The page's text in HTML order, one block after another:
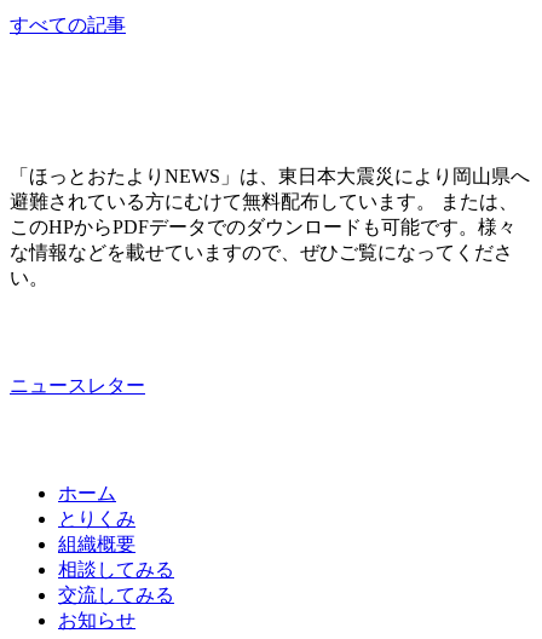
すべての記事
「ほっとおたよりNEWS」は、東日本大震災により岡山県へ
避難されている方にむけて無料配布しています。 または、
このHPからPDFデータでのダウンロードも可能です。様々
な情報などを載せていますので、ぜひご覧になってくださ
い。
ニュースレター
ホーム
とりくみ
組織概要
相談してみる
交流してみる
お知らせ